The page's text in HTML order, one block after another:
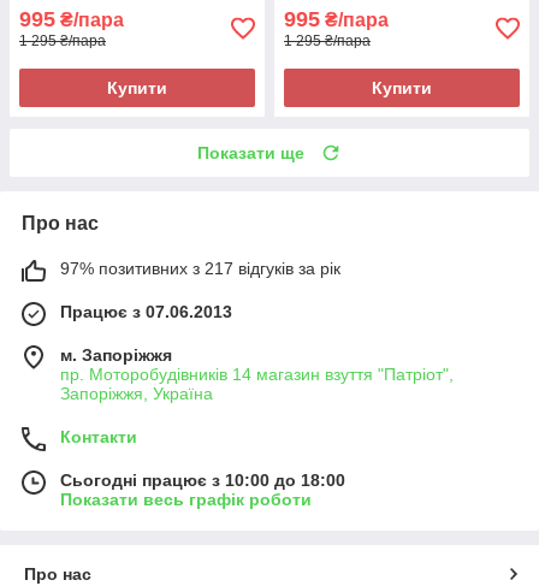
995 ₴/пара
1 295 ₴/пара
Купити
995 ₴/пара
1 295 ₴/пара
Купити
Показати ще
Про нас
97% позитивних з 217 відгуків за рік
Працює з 07.06.2013
м. Запоріжжя
пр. Моторобудівників 14 магазин взуття "Патріот",
Запоріжжя, Україна
Контакти
Сьогодні працює з 10:00 до 18:00
Показати весь графік роботи
Про нас